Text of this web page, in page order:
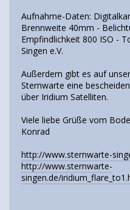
Aufnahme-Daten:
Brennweite 40mm -
Empfindlichkeit 800 ISO -
Singen e.V.
Außerdem gibt es auf
Sternwarte eine
über Iridium Satelliten.
Viele liebe Grüße vom
Konrad
http://www.sternwarte-
http://www.sternwarte-
singen.de/